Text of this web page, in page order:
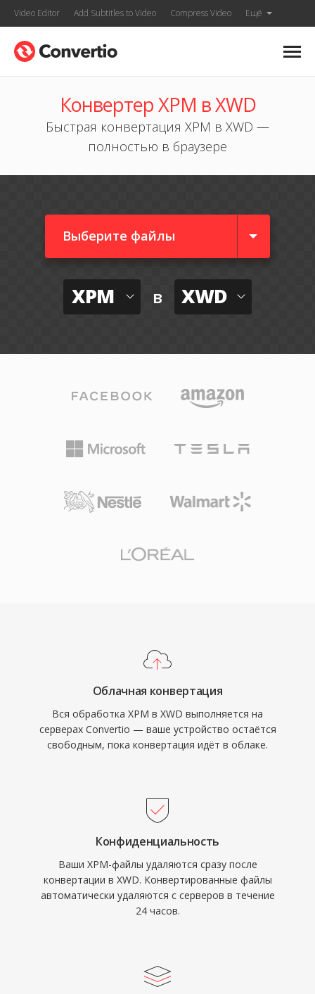
Video Editor Add Subtitles to Video Compress Video Ещё
Конвертер XPM в XWD
Быстрая конвертация XPM в XWD —
полностью в браузере
Выберите файлы
XPM в XWD
Облачная конвертация
Вся обработка XPM в XWD выполняется на
серверах Convertio — ваше устройство остаётся
свободным, пока конвертация идёт в облаке.
Конфиденциальность
Ваши XPM-файлы удаляются сразу после
конвертации в XWD. Конвертированные файлы
автоматически удаляются с серверов в течение
24 часов.